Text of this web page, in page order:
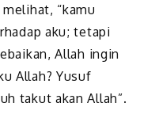
“kamu
aku; tetapi
Allah ingin
Allah? Yusuf
takut akan Allah”.